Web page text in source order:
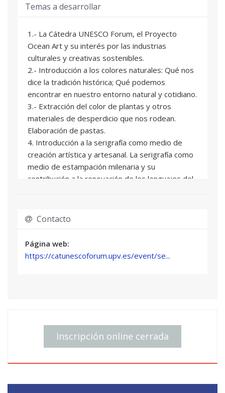
experimentar: pantallas, materiales colorantes,
Temas a desarrollar
1.- La Cátedra UNESCO Forum, el Proyecto
Ocean Art y su interés por las industrias
culturales y creativas sostenibles.
2.- Introducción a los colores naturales: Qué nos
dice la tradición histórica; Qué podemos
encontrar en nuestro entorno natural y cotidiano.
3.- Extracción del color de plantas y otros
materiales de desperdicio que nos rodean.
Elaboración de pastas.
4. Introducción a la serigrafía como medio de
creación artística y artesanal. La serigrafía como
medio de estampación milenaria y su
contribución a la renovación de los lenguajes del
permeográfico y estudio de las distintas
6.- Elaboración de trabajos sobre papel y textil.
Contacto
Página web:
https://catunescoforum.upv.es/event/se...
Inscripción online cerrada